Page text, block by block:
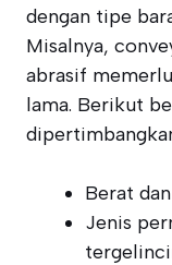
dengan tipe
Misalnya,
abrasif
lama. Berikut
Berat
Jenis